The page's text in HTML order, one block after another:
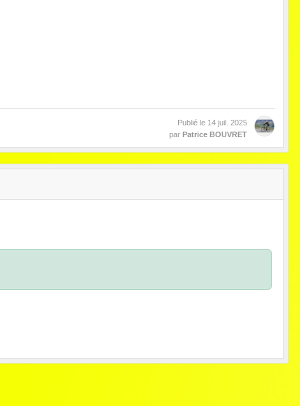
Publié le 14 juil. 2025
par Patrice BOUVRET